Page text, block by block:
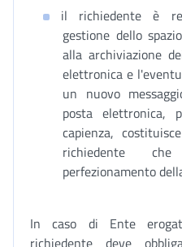
il richiedente è
gestione dello
alla archiviazione
elettronica e
un nuovo
posta elettronica,
capienza,
richiedente
perfezionamento
In caso di Ente
richiedente deve